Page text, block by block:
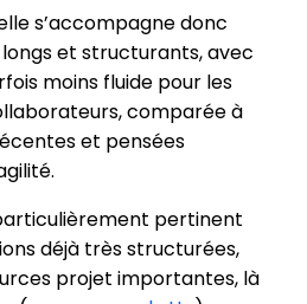
pertinent
déjà très structurées,
projet importantes, là
(commequarksUp)
aux grosses PME et
à structurer leur
conservant agilité et
RH